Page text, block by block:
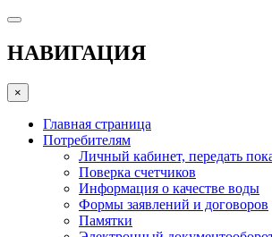
НАВИГАЦИЯ
×
Главная страница
Потребителям
Личный кабинет, передать
Поверка счетчиков
Информация о качестве воды
Формы заявлений и договоров
Памятки